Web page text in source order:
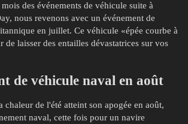
des événements de véhicule suite à
nous revenons avec un événement de
en juillet. Ce véhicule «épée courbe à
de laisser des entailles dévastatrices sur vos
de véhicule naval en août
chaleur de l'été atteint son apogée en août,
naval, cette fois pour un navire